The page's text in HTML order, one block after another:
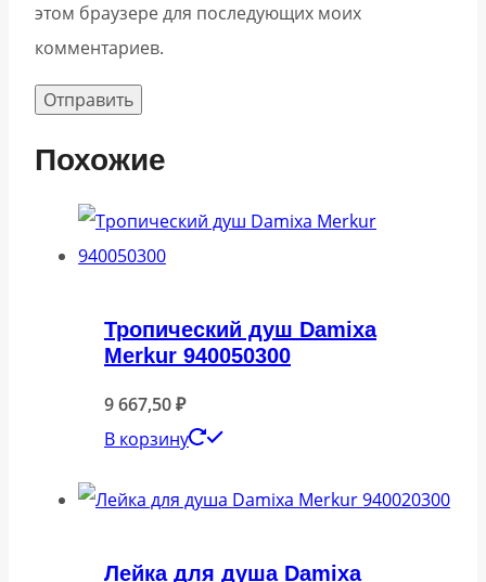
этом браузере для последующих моих
комментариев.
Похожие
Тропический душ Damixa
Merkur 940050300
9 667,50₽
В корзину
Лейка для душа Damixa